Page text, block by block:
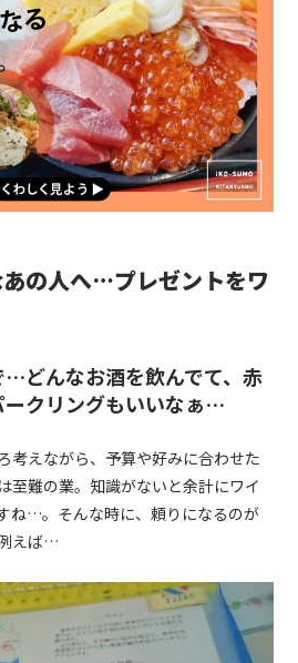
の人へ…プレゼントをワ
どんなお酒を飲んでて、赤
クリングもいいなぁ…
考えながら、予算や好みに合わせた
至難の業。知識がないと余計にワイ
ね…。そんな時に、頼りになるのが
えば…